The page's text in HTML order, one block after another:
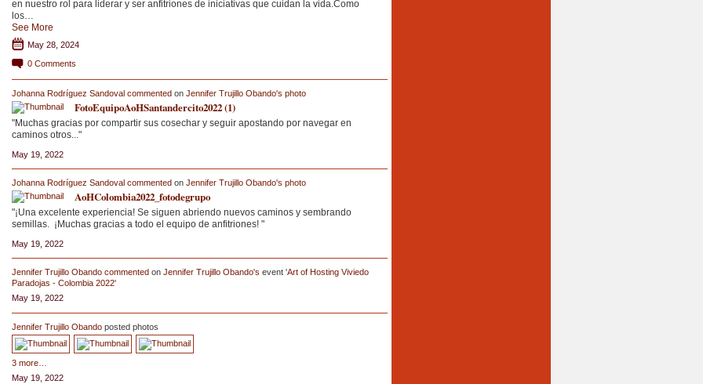
en nuestro rol para liderar y ser anfitriones de iniciativas que cuidan la vida.Como
los…
See More
May 28, 2024
0 Comments
Johanna Rodríguez Sandoval commentedon Jennifer Trujillo Obando's photo
FotoEquipoAoHSantandercito2022 (1)
"Muchas gracias por compartir sus cosechar y seguir apostando por navegar en
caminos otros..."
May 19, 2022
Johanna Rodríguez Sandoval commentedon Jennifer Trujillo Obando's photo
AoHColombia2022_fotodegrupo
"¡Una excelente experiencia! Se siguen abriendo nuevos caminos y sembrando
semillas. ¡Muchas gracias a todo el equipo de anfitriones! "
May 19, 2022
Jennifer Trujillo Obando commentedon Jennifer Trujillo Obando's event 'Art of Hosting Viviedo
Paradojas - Colombia 2022'
May 19, 2022
Jennifer Trujillo Obandoposted photos
3 more…
May 19, 2022